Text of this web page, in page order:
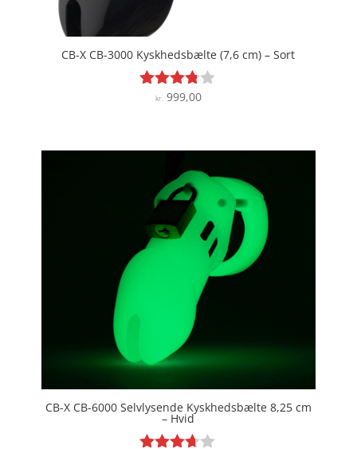
CB-X CB-3000 Kyskhedsbælte (7,6 cm) – Sort
Vurderet
kr.999,00
CB-X CB-6000 Selvlysende Kyskhedsbælte 8,25 cm
– Hvid